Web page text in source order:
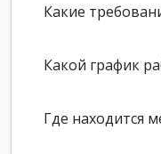
Какие
Какой график
Где находится